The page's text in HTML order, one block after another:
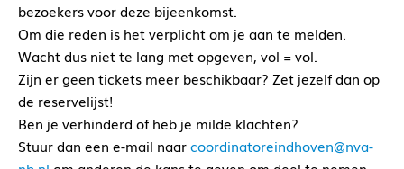
bezoekers voor deze bijeenkomst.
Om die reden is het verplicht om je aan te melden.
Wacht dus niet te lang met opgeven, vol = vol.
Zijn er geen tickets meer beschikbaar? Zet jezelf dan op
de reservelijst!
Ben je verhinderd of heb je milde klachten?
Stuur dan een e-mail naarcoordinatoreindhoven@nva-